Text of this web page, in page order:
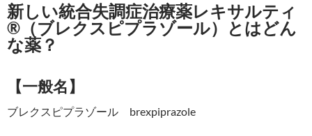
新しい統合失調症治療薬レキサルティ
®（ブレクスピプラゾール）とはどん
な薬？
【一般名】
ブレクスピプラゾール brexpiprazole